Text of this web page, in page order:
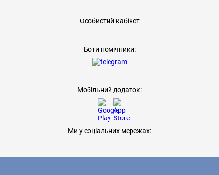
Особистий кабінет
Боти помічники:
Мобільний додаток:
Ми у соціальних мережах: